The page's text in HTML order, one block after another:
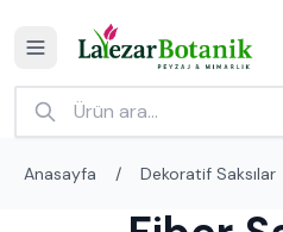
Anasayfa / Dekoratif Saksılar